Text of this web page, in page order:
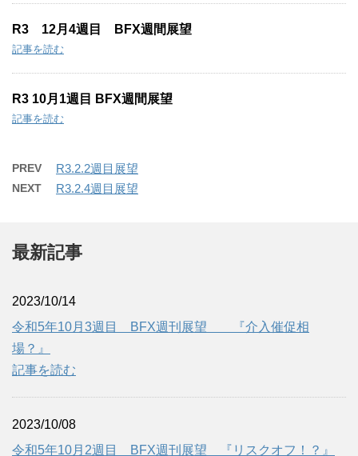
R3 12月4週目 BFX週間展望
記事を読む
R3 10月1週目 BFX週間展望
記事を読む
PREV R3.2.2週目展望
NEXT R3.2.4週目展望
最新記事
2023/10/14
令和5年10月3週目 BFX週刊展望 『介入催促相
場？』
記事を読む
2023/10/08
令和5年10月2週目 BFX週刊展望 『リスクオフ！？』